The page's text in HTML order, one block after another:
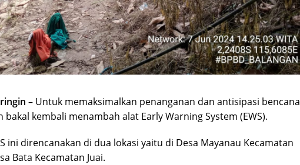
– Untuk memaksimalkan penanganan dan antisipasi bencana
bakal kembali menambah alat Early Warning System (EWS).
ini direncanakan di dua lokasi yaitu di Desa Mayanau Kecamatan
Bata Kecamatan Juai.